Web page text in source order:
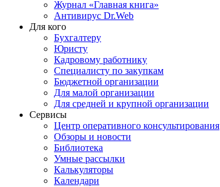
Журнал «Главная книга»
Антивирус Dr.Web
Для кого
Бухгалтеру
Юристу
Кадровому работнику
Специалисту по закупкам
Бюджетной организации
Для малой организации
Для средней и крупной организации
Сервисы
Центр оперативного консультирования
Обзоры и новости
Библиотека
Умные рассылки
Калькуляторы
Календари